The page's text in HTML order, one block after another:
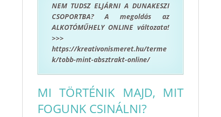
NEM TUDSZ ELJÁRNI A DUNAKESZI
CSOPORTBA? A megoldás az
ALKOTÓMŰHELY ONLINE változata!
>>>
https://kreativonismeret.hu/terme
k/tobb-mint-absztrakt-online/
MI TÖRTÉNIK MAJD, MIT
FOGUNK CSINÁLNI?